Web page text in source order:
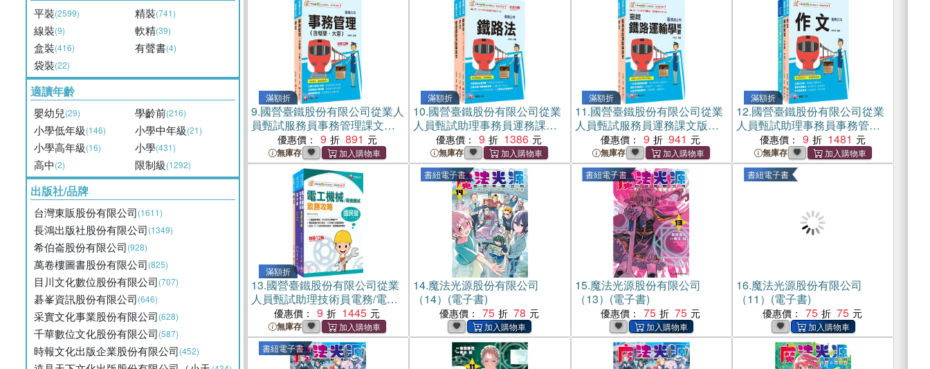
平裝(2599) 精裝(741)
線裝(9) 軟精(39)
盒裝(416) 有聲書(4)
袋裝(22)
適讀年齡
嬰幼兒(29) 學齡前(216)
小學低年級(146) 小學中年級(21)
小學高年級(16) 小學(431)
高中(2) 限制級(1292)
出版社/品牌
台灣東販股份有限公司(1611)
長鴻出版社股份有限公司(1349)
希伯崙股份有限公司(928)
萬卷樓圖書股份有限公司(825)
目川文化數位股份有限公司(707)
碁峯資訊股份有限公司(646)
采實文化事業股份有限公司(628)
千華數位文化股份有限公司(587)
時報文化出版企業股份有限公司(452)
滿額折
9.國營臺鐵股份有限公司從業人
員甄試服務員事務管理課文版
套書（共二冊）
優惠價： 9 891
無庫存
滿額折
10.國營臺鐵股份有限公司從業
人員甄試助理事務員運務課文
版套書（共三冊）
優惠價： 9 1386
無庫存
滿額折
11.國營臺鐵股份有限公司從業
人員甄試服務員運務課文版套
書（共二冊）
優惠價： 9 941
無庫存
滿額折
12.國營臺鐵股份有限公司從業
人員甄試助理事務員事務管理
課文版套書（共三冊）
優惠價： 9 1481
無庫存
滿額折
13.國營臺鐵股份有限公司從業
人員甄試助理技術員電務/電力
課文版套書（共三冊）
優惠價： 9 1445
無庫存
書紐電子書
14.魔法光源股份有限公司
（14）(電子書)
優惠價： 75 78
書紐電子書
15.魔法光源股份有限公司
（13）(電子書)
優惠價： 75 75
書紐電子書
16.魔法光源股份有限公司
（11）(電子書)
優惠價： 75 75
書紐電子書